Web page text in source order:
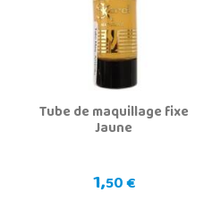
Tube de maquillage fixe
Jaune
1,50 €